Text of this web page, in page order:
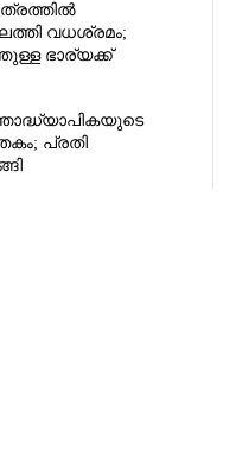
വധശ്രമം;
ഭാര്യക്ക്
പ്രതി